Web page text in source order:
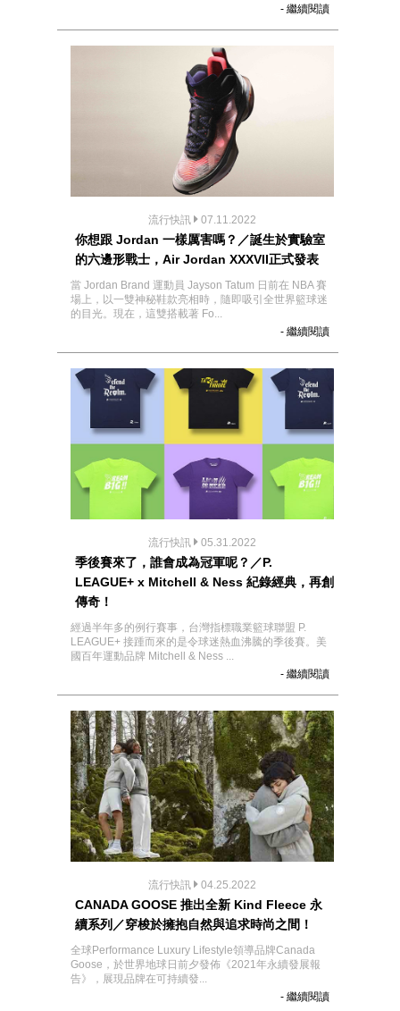
- 繼續閱讀
流行快訊 07.11.2022
你想跟 Jordan 一樣厲害嗎？／誕生於實驗室
的六邊形戰士，Air Jordan XXXVII正式發表
當 Jordan Brand 運動員 Jayson Tatum 日前在 NBA 賽
場上，以一雙神秘鞋款亮相時，隨即吸引全世界籃球迷
的目光。現在，這雙搭載著 Fo...
- 繼續閱讀
流行快訊 05.31.2022
季後賽來了，誰會成為冠軍呢？／P.
LEAGUE+ x Mitchell & Ness 紀錄經典，再創
傳奇！
經過半年多的例行賽事，台灣指標職業籃球聯盟 P.
LEAGUE+ 接踵而來的是令球迷熱血沸騰的季後賽。美
國百年運動品牌 Mitchell & Ness ...
- 繼續閱讀
流行快訊 04.25.2022
CANADA GOOSE 推出全新 Kind Fleece 永
續系列／穿梭於擁抱自然與追求時尚之間！
全球Performance Luxury Lifestyle領導品牌Canada
Goose，於世界地球日前夕發佈《2021年永續發展報
告》，展現品牌在可持續發...
- 繼續閱讀